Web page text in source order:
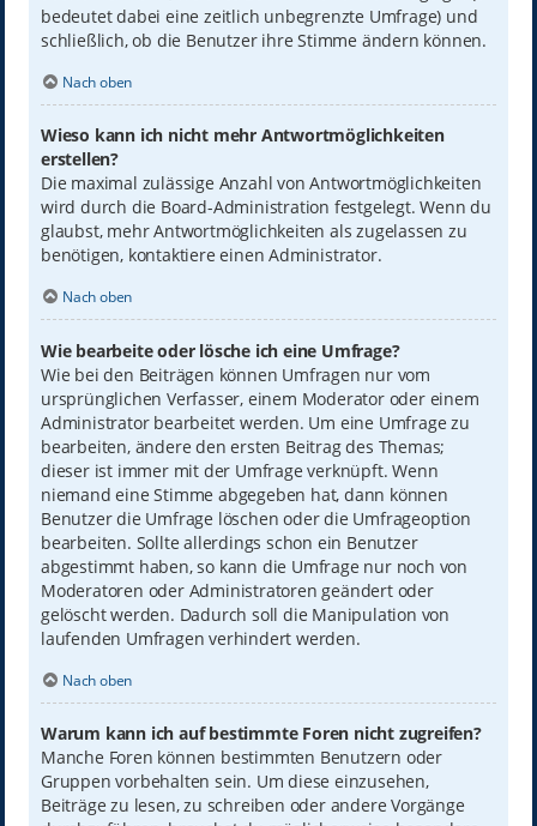
bedeutet dabei eine zeitlich unbegrenzte Umfrage) und
schließlich, ob die Benutzer ihre Stimme ändern können.
Nach oben
Wieso kann ich nicht mehr Antwortmöglichkeiten
erstellen?
Die maximal zulässige Anzahl von Antwortmöglichkeiten
wird durch die Board-Administration festgelegt. Wenn du
glaubst, mehr Antwortmöglichkeiten als zugelassen zu
benötigen, kontaktiere einen Administrator.
Nach oben
Wie bearbeite oder lösche ich eine Umfrage?
Wie bei den Beiträgen können Umfragen nur vom
ursprünglichen Verfasser, einem Moderator oder einem
Administrator bearbeitet werden. Um eine Umfrage zu
bearbeiten, ändere den ersten Beitrag des Themas;
dieser ist immer mit der Umfrage verknüpft. Wenn
niemand eine Stimme abgegeben hat, dann können
Benutzer die Umfrage löschen oder die Umfrageoption
bearbeiten. Sollte allerdings schon ein Benutzer
abgestimmt haben, so kann die Umfrage nur noch von
Moderatoren oder Administratoren geändert oder
gelöscht werden. Dadurch soll die Manipulation von
laufenden Umfragen verhindert werden.
Nach oben
Warum kann ich auf bestimmte Foren nicht zugreifen?
Manche Foren können bestimmten Benutzern oder
Gruppen vorbehalten sein. Um diese einzusehen,
Beiträge zu lesen, zu schreiben oder andere Vorgänge